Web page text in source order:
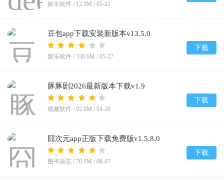
娱乐软件 / 12.3M / 05-21
豆包app下载安装新版本v13.5.0
娱乐软件 / 330.6M / 05-27
下载
豚豚剧2026最新版本下载v1.9
视频软件 / 92.9M / 04-29
下载
囧次元app正版下载免费版v1.5.8.0
图书杂志 / 70.9M / 08-07
下载